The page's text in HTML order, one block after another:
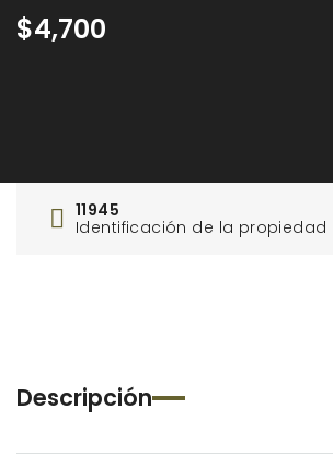
$4,700
11945
Identificación de la propiedad
Descripción